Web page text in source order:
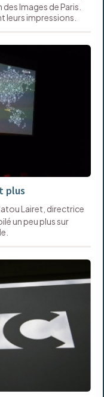
Images de Paris.
leurs impressions.
plus
Lairet, directrice
un peu plus sur